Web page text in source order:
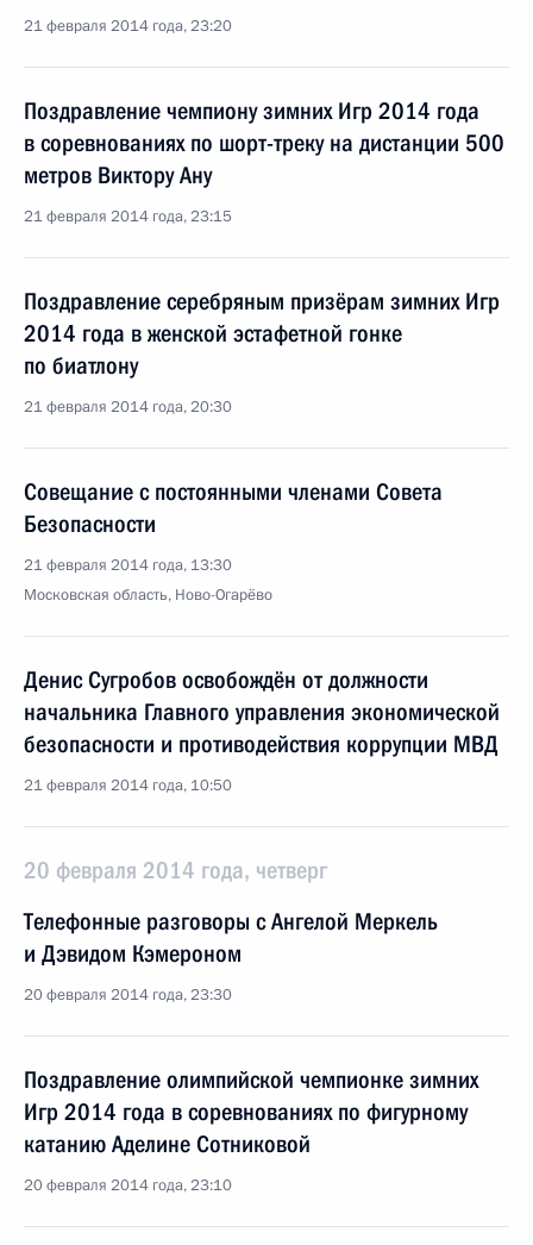
21 февраля 2014 года, 23:20
Поздравление чемпиону зимних Игр 2014 года
в соревнованиях по шорт-треку на дистанции 500
метров Виктору Ану
21 февраля 2014 года, 23:15
Поздравление серебряным призёрам зимних Игр
2014 года в женской эстафетной гонке
по биатлону
21 февраля 2014 года, 20:30
Совещание с постоянными членами Совета
Безопасности
21 февраля 2014 года, 13:30
Московская область, Ново-Огарёво
Денис Сугробов освобождён от должности
начальника Главного управления экономической
безопасности и противодействия коррупции МВД
21 февраля 2014 года, 10:50
20 февраля 2014 года, четверг
Телефонные разговоры с Ангелой Меркель
и Дэвидом Кэмероном
20 февраля 2014 года, 23:30
Поздравление олимпийской чемпионке зимних
Игр 2014 года в соревнованиях по фигурному
катанию Аделине Сотниковой
20 февраля 2014 года, 23:10